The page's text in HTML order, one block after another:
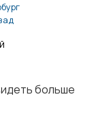
2
1
больше